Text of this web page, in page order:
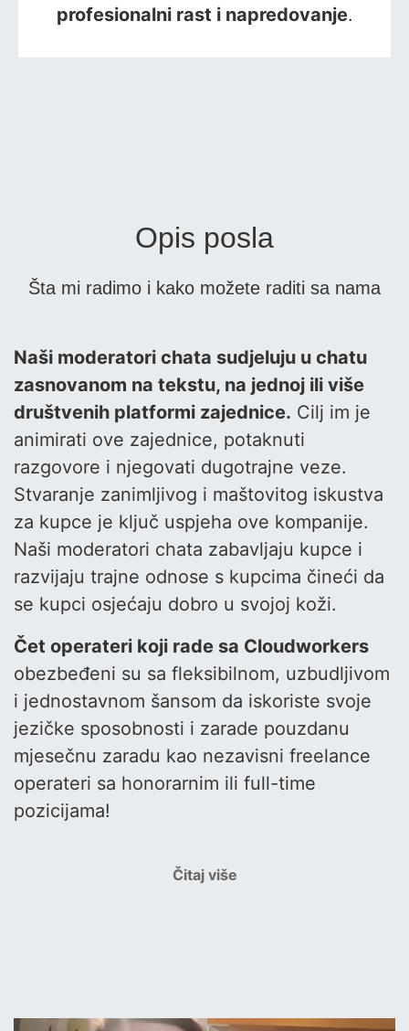
profesionalni rast i napredovanje.
Opis posla
Šta mi radimo i kako možete raditi sa nama
Naši moderatori chata sudjeluju u chatu
zasnovanom na tekstu, na jednoj ili više
društvenih platformi zajednice. Cilj im je
animirati ove zajednice, potaknuti
razgovore i njegovati dugotrajne veze.
Stvaranje zanimljivog i maštovitog iskustva
za kupce je ključ uspjeha ove kompanije.
Naši moderatori chata zabavljaju kupce i
razvijaju trajne odnose s kupcima čineći da
se kupci osjećaju dobro u svojoj koži.
Čet operateri koji rade sa Cloudworkers
obezbeđeni su sa fleksibilnom, uzbudljivom
i jednostavnom šansom da iskoriste svoje
jezičke sposobnosti i zarade pouzdanu
mjesečnu zaradu kao nezavisni freelance
operateri sa honorarnim ili full-time
pozicijama!
Čitaj više